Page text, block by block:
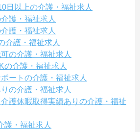
日以上の介護・福祉求人
護・福祉求人
護・福祉求人
介護・福祉求人
の介護・福祉求人
の介護・福祉求人
ートの介護・福祉求人
の介護・福祉求人
護休暇取得実績ありの介護・福祉
護・福祉求人